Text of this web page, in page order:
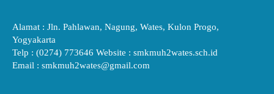
Alamat : Jln. Pahlawan, Nagung, Wates, Kulon Progo,
Yogyakarta
Telp : (0274) 773646 Website : smkmuh2wates.sch.id
Email : smkmuh2wates@gmail.com